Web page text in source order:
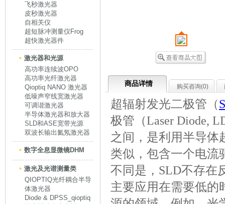
飞秒激光器
皮秒激光器
自相关仪
超短脉冲测量仪Frog
超快激光器件
激光器和光源
高功率连续波OPO
高功率光纤激光器
Qioptiq NANO 激光器
低噪声窄线宽激光器
可调谐激光器
半导体激光器和放大器
SLD和ASE宽带光源
双波长输出氦氖激光器
数字全息显微镜DHM
激光及光谱测量类
QIOPTIQ光纤耦合半导
体激光器
Diode & DPSS_qioptiq
商品详情 购买咨询(0)
超辐射发光二极管（
极管（Laser Diode,
之间，是利用半导体
类似，包含一个电流
不同是，SLD不存在
主要应用在需要低的